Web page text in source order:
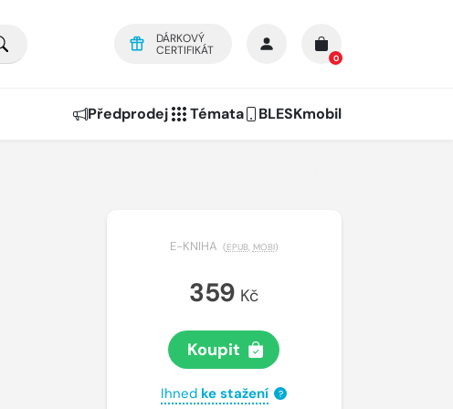
DÁRKOVÝ
CERTIFIKÁT
0
Předprodej Témata BLESKmobil
E-KNIHA (EPUB, MOBI)
359 Kč
Koupit
Ihned ke stažení ?